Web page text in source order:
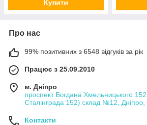
Купити
Про нас
99% позитивних з 6548 відгуків за рік
Працює з 25.09.2010
м. Дніпро
проспект Богдана Хмельницького
Сталінграда 152) склад №12, Дніпро,
Контакти